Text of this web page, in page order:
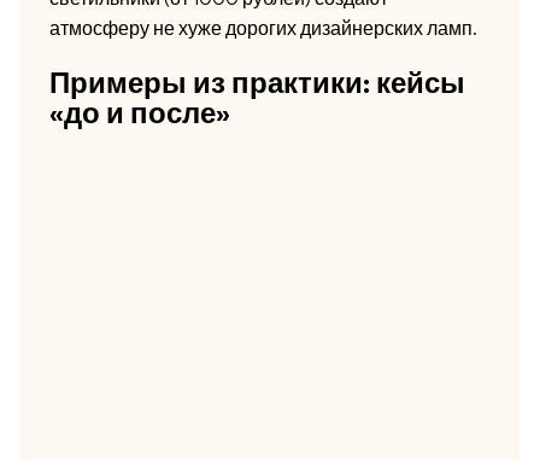
атмосферу не хуже дорогих дизайнерских ламп.
Примеры из практики: кейсы
«до и после»